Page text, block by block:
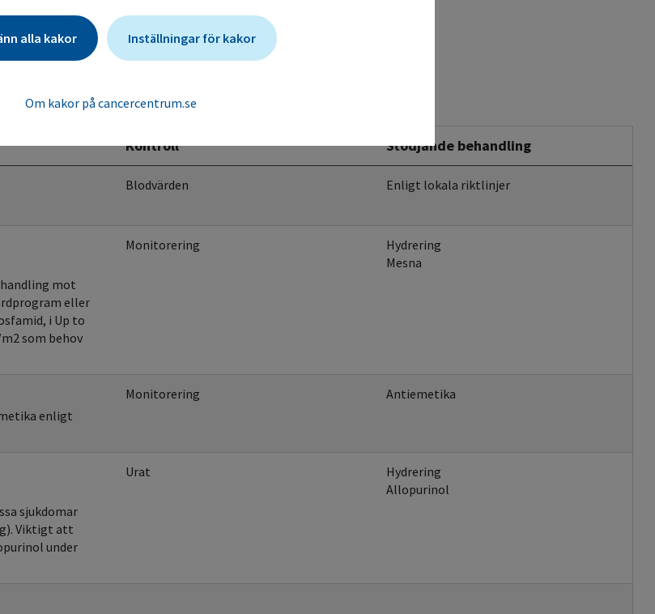
Kontroll Stödjande behandling
Blodvärden
Enligt lokala riktlinjer
Monitorering
Hydrering
Mesna
mot
eller
i Up to
som behov
Monitorering
Antiemetika
enligt
Urat
Hydrering
Allopurinol
sjukdomar
Viktigt att
under
alla kakor Inställningar för kakor
Om kakor på cancercentrum.se